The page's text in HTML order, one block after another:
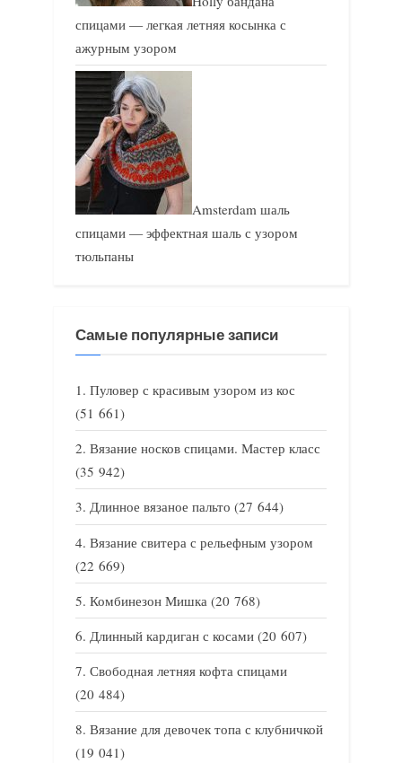
спицами — легкая летняя косынка с
ажурным узором
Amsterdam шаль
спицами — эффектная шаль с узором
тюльпаны
Самые популярные записи
Пуловер с красивым узором из кос
(51 661)
Вязание носков спицами. Мастер класс
(35 942)
Длинное вязаное пальто (27 644)
Вязание свитера с рельефным узором
(22 669)
Комбинезон Мишка (20 768)
Длинный кардиган с косами (20 607)
Свободная летняя кофта спицами
(20 484)
Вязание для девочек топа с клубничкой
(19 041)